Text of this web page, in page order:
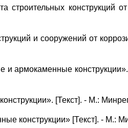
конструкций
и сооружений от
армокаменные
[Текст]. - М.:
конструкции» [Текст]. - М.: